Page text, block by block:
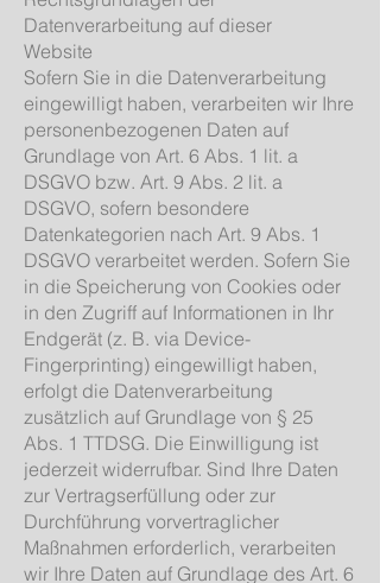
Datenverarbeitung auf dieser
Website
Sofern Sie in die Datenverarbeitung
eingewilligt haben, verarbeiten wir Ihre
personenbezogenen Daten auf
Grundlage von Art. 6 Abs. 1 lit. a
DSGVO bzw. Art. 9 Abs. 2 lit. a
DSGVO, sofern besondere
Datenkategorien nach Art. 9 Abs. 1
DSGVO verarbeitet werden. Sofern Sie
in die Speicherung von Cookies oder
in den Zugriff auf Informationen in Ihr
Endgerät (z. B. via Device-
Fingerprinting) eingewilligt haben,
erfolgt die Datenverarbeitung
zusätzlich auf Grundlage von § 25
Abs. 1 TTDSG. Die Einwilligung ist
jederzeit widerrufbar. Sind Ihre Daten
zur Vertragserfüllung oder zur
Durchführung vorvertraglicher
Maßnahmen erforderlich, verarbeiten
wir Ihre Daten auf Grundlage des Art. 6